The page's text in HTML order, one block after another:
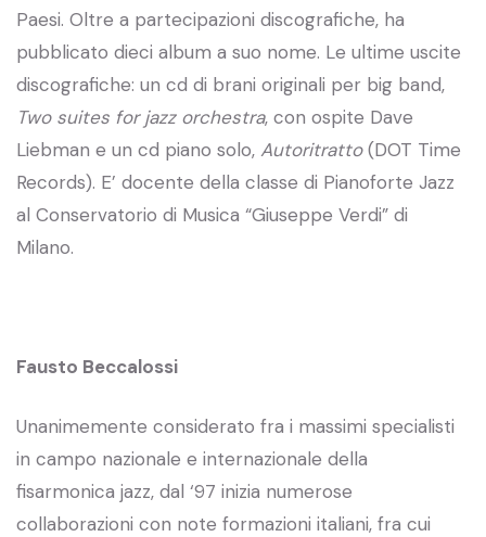
Paesi. Oltre a partecipazioni discografiche, ha
pubblicato dieci album a suo nome. Le ultime uscite
discografiche: un cd di brani originali per big band,
Two suites for jazz orchestra, con ospite Dave
Liebman e un cd piano solo, Autoritratto(DOT Time
Records). E’ docente della classe di Pianoforte Jazz
al Conservatorio di Musica “Giuseppe Verdi” di
Milano.
Fausto Beccalossi
Unanimemente considerato fra i massimi specialisti
in campo nazionale e internazionale della
fisarmonica jazz, dal ‘97 inizia numerose
collaborazioni con note formazioni italiani, fra cui